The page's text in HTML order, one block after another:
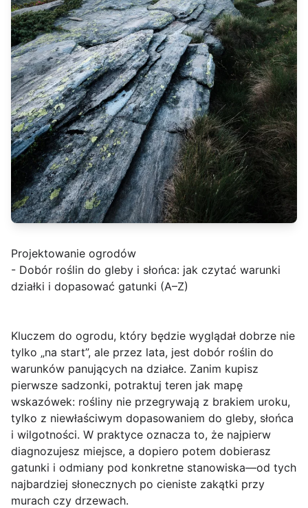
Projektowanie ogrodów
- Dobór roślin do gleby i słońca: jak czytać warunki
działki i dopasować gatunki (A–Z)
Kluczem do ogrodu, który będzie wyglądał dobrze nie
tylko „na start”, ale przez lata, jest dobór roślin do
warunków panujących na działce. Zanim kupisz
pierwsze sadzonki, potraktuj teren jak mapę
wskazówek: rośliny nie przegrywają z brakiem uroku,
tylko z niewłaściwym dopasowaniem do gleby, słońca
i wilgotności. W praktyce oznacza to, że najpierw
diagnozujesz miejsce, a dopiero potem dobierasz
gatunki i odmiany pod konkretne stanowiska—od tych
najbardziej słonecznych po cieniste zakątki przy
murach czy drzewach.